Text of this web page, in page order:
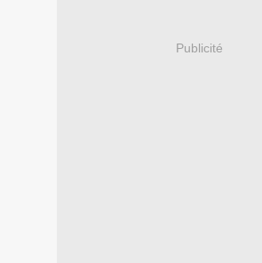
Publicité